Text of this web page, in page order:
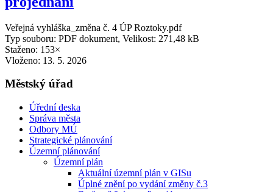
Veřejná vyhláška_změna č. 4 ÚP Roztoky.pdf
Typ souboru: PDF dokument, Velikost: 271,48 kB
Staženo: 153×
Vloženo: 13. 5. 2026
Městský úřad
Úřední deska
Správa města
Odbory MÚ
Strategické plánování
Územní plánování
Územní plán
Aktuální územní plán v GISu
Úplné znění po vydání změny č.3